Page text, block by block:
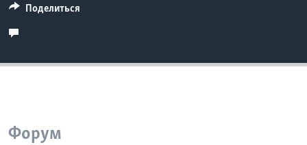
Поделиться
Форум